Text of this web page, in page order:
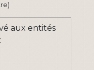
aux entités